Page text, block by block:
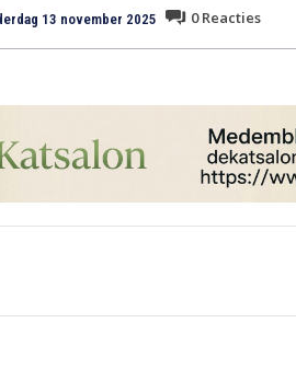
13 november 2025 0Reacties